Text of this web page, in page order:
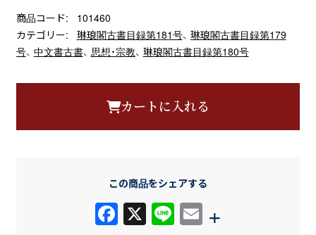
商品コード:
101460
カテゴリー:
琳琅閣古書目録第181号、 琳琅閣古書目録第179
号、 中文書古書、 思想・宗教、 琳琅閣古書目録第180号
カートに入れる
この商品をシェアする
F X Li E
+